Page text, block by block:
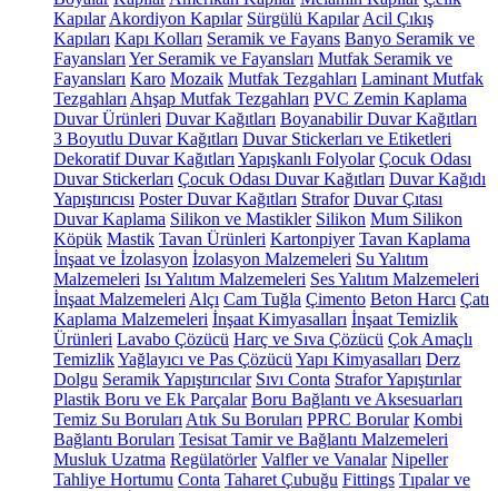
Kapılar Akordiyon Kapılar Sürgülü Kapılar Acil Çıkış
Kapıları Kapı Kolları Seramik ve Fayans Banyo Seramik ve
Fayansları Yer Seramik ve Fayansları Mutfak Seramik ve
Fayansları Karo Mozaik Mutfak Tezgahları Laminant Mutfak
Tezgahları Ahşap Mutfak Tezgahları PVC Zemin Kaplama
Duvar Ürünleri Duvar Kağıtları Boyanabilir Duvar Kağıtları
3 Boyutlu Duvar Kağıtları Duvar Stickerları ve Etiketleri
Dekoratif Duvar Kağıtları Yapışkanlı Folyolar Çocuk Odası
Duvar Stickerları Çocuk Odası Duvar Kağıtları Duvar Kağıdı
Yapıştırıcısı Poster Duvar Kağıtları Strafor Duvar Çıtası
Duvar Kaplama Silikon ve Mastikler Silikon Mum Silikon
Köpük Mastik Tavan Ürünleri Kartonpiyer Tavan Kaplama
İnşaat ve İzolasyon İzolasyon Malzemeleri Su Yalıtım
Malzemeleri Isı Yalıtım Malzemeleri Ses Yalıtım Malzemeleri
İnşaat Malzemeleri Alçı Cam Tuğla Çimento Beton Harcı Çatı
Kaplama Malzemeleri İnşaat Kimyasalları İnşaat Temizlik
Ürünleri Lavabo Çözücü Harç ve Sıva Çözücü Çok Amaçlı
TemizlikYağlayıcı ve Pas Çözücü Yapı Kimyasalları Derz
Dolgu Seramik Yapıştırıcılar Sıvı Conta Strafor Yapıştırılar
Plastik Boru ve Ek Parçalar Boru Bağlantı ve Aksesuarları
Temiz Su Boruları Atık Su Boruları PPRC Borular Kombi
Bağlantı Boruları Tesisat Tamir ve Bağlantı Malzemeleri
Musluk Uzatma Regülatörler Valfler ve Vanalar Nipeller
Tahliye Hortumu Conta Taharet Çubuğu Fittings Tıpalar ve